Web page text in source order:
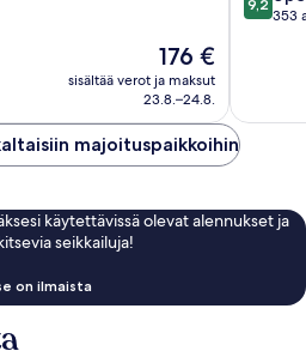
Hinta
176 €
176 €
sisältää verot ja maksut
23.8.–24.8.
kautta
9,2
353
majoituspaikkoihin
käytettävissä olevat alennukset ja
seikkailuja!
on ilmaista